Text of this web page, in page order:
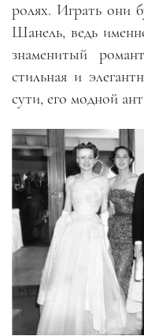
ролях. Играть они
Шанель, ведь
знаменитый
стильная и
сути, его модной